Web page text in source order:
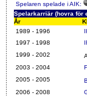
Spelaren spelade i AIK:
Spelarkarriär (hovra för
År
1989 - 1996
1997 - 1998
1999 - 2002
2003 - 2004
2005 - 2005
2006 - 2008